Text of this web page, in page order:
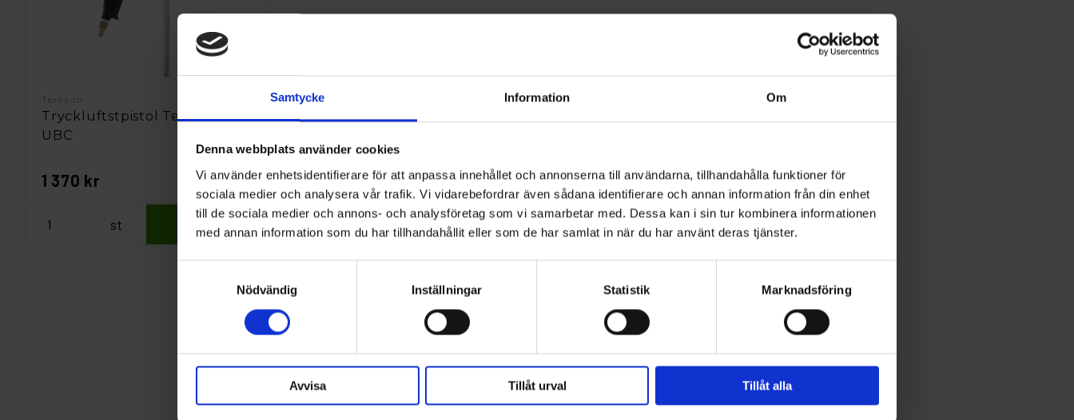
Samtycke Information Om
Denna webbplats använder cookies
Vi använder enhetsidentifierare för att anpassa innehållet och annonserna till användarna, tillhandahålla funktioner för
sociala medier och analysera vår trafik. Vi vidarebefordrar även sådana identifierare och annan information från din enhet
till de sociala medier och annons- och analysföretag som vi samarbetar med. Dessa kan i sin tur kombinera informationen
med annan information som du har tillhandahållit eller som de har samlat in när du har använt deras tjänster.
Nödvändig
Inställningar Statistik Marknadsföring
Avvisa Tillåt urval Tillåt alla
Teroson
Tryckluftstpistol Teroson
UBC
1 370 kr
st Köp